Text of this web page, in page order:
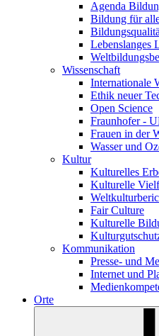
Agenda
Bildung für
Lebenslanges
Wissenschaft
Internationale
Ethik neuer
Open Science
Fraunhofer -
Frauen in der
Wasser und
Kultur
Kulturelles
Kulturelle
Fair Culture
Kulturelle
Kommunikation
Presse- und
Internet und
Orte